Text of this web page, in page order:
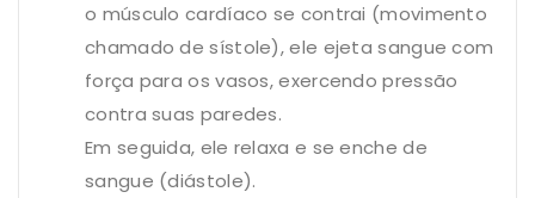
o músculo cardíaco se contrai (movimento
chamado de sístole), ele ejeta sangue com
força para os vasos, exercendo pressão
contra suas paredes.
Em seguida, ele relaxa e se enche de
sangue (diástole).